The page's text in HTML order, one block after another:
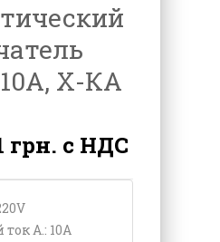
10А, Х-КА
грн. с НДС
А.: 10A